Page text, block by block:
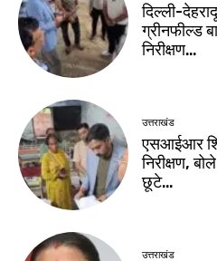
दिल्ली-
ग्रीनफील्ड
निरीक्षण…
उत्तराखंड
एसआईआर
निरीक्षण,
छूटे…
उत्तराखंड